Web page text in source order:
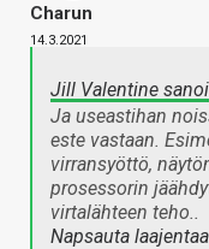
Charun
14.3.2021
Jill Valentine sanoi
Ja useastihan
este vastaan.
virransyöttö,
prosessorin
virtalähteen teho..
Napsauta